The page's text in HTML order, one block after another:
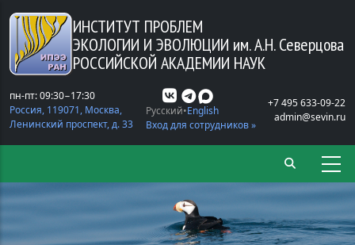
Перейти к основному содержанию
ИНСТИТУТ ПРОБЛЕМ
ЭКОЛОГИИ И ЭВОЛЮЦИИ им. А.Н. Северцова
РОССИЙСКОЙ АКАДЕМИИ НАУК
пн-пт: 09:30−17:30
Россия, 119071, Москва,
Ленинский проспект, д. 33
Русский English
Вход для сотрудников »
+7 495 633-09-22
admin@sevin.ru